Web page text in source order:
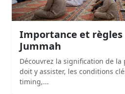
Importance et
Jummah
Découvrez la signification de
doit y assister, les conditions
timing,...